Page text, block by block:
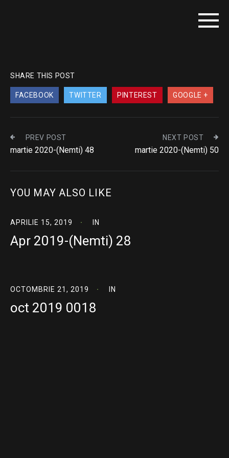
SHARE THIS POST
FACEBOOK TWITTER PINTEREST GOOGLE +
PREV POST
martie 2020-(Nemti) 48
NEXT POST
martie 2020-(Nemti) 50
YOU MAY ALSO LIKE
APRILIE 15, 2019 IN
Apr 2019-(Nemti) 28
OCTOMBRIE 21, 2019 IN
oct 2019 0018